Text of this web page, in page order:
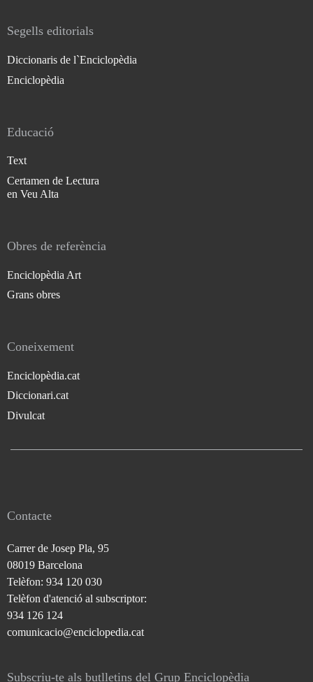
Segells editorials
Diccionaris de l`Enciclopèdia
Enciclopèdia
Educació
Text
Certamen de Lectura
en Veu Alta
Obres de referència
Enciclopèdia Art
Grans obres
Coneixement
Enciclopèdia.cat
Diccionari.cat
Divulcat
Contacte
Carrer de Josep Pla, 95
08019 Barcelona
Telèfon: 934 120 030
Telèfon d'atenció al subscriptor:
934 126 124
comunicacio@enciclopedia.cat
Subscriu-te als butlletins del Grup Enciclopèdia